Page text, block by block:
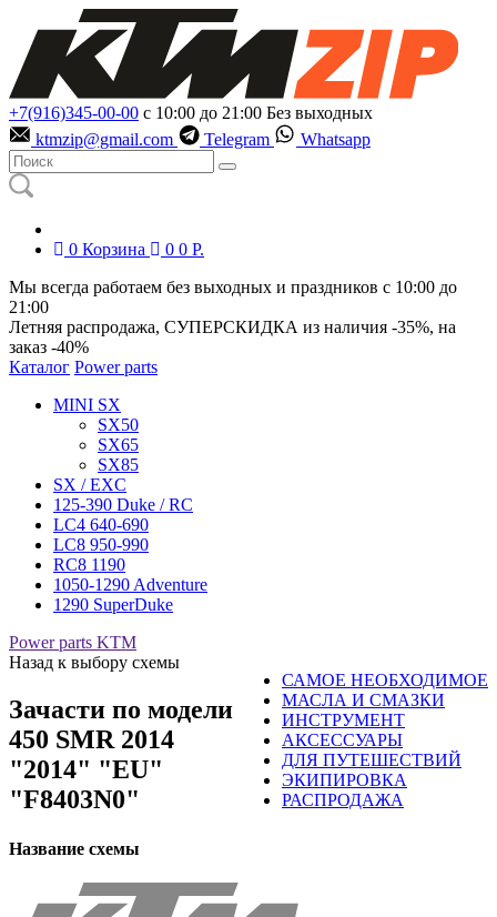
+7(916)345-00-00 с 10:00 до 21:00 Без выходных
ktmzip@gmail.com
Telegram Whatsapp
0 Корзина 0 0 Р.
Мы всегда работаем без выходных и праздников с 10:00 до
21:00
Летняя распродажа, СУПЕРСКИДКА из наличия -35%, на
заказ -40%
Каталог Power parts
MINI SX
SX50
SX65
SX85
SX / EXC
125-390 Duke / RC
LC4 640-690
LC8 950-990
RC8 1190
1050-1290 Adventure
1290 SuperDuke
Power parts KTM
САМОЕ НЕОБХОДИМОЕ
МАСЛА И СМАЗКИ
ИНСТРУМЕНТ
АКСЕССУАРЫ
ДЛЯ ПУТЕШЕСТВИЙ
ЭКИПИРОВКА
РАСПРОДАЖА
Назад к выбору схемы
Зачасти по модели
450 SMR 2014
"2014" "EU"
"F8403N0"
Название схемы